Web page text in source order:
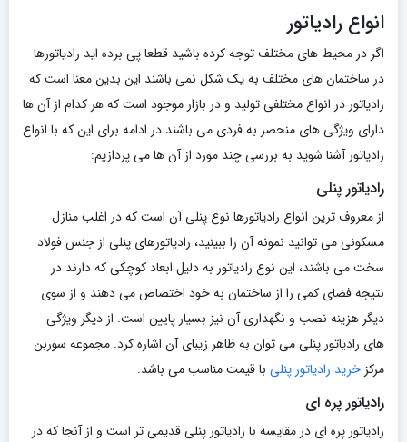
انواع رادیاتور
اگر در محیط های مختلف توجه کرده باشید قطعا پی برده اید رادیاتورها
در ساختمان های مختلف به یک شکل نمی باشند این بدین معنا است که
رادیاتور در انواع مختلفی تولید و در بازار موجود است که هر کدام از آن ها
دارای ویژگی های منحصر به فردی می باشند در ادامه برای این که با انواع
رادیاتور آشنا شوید به بررسی چند مورد از آن ها می پردازیم:
رادیاتور پنلی
از معروف ترین انواع رادیاتورها نوع پنلی آن است که در اغلب منازل
مسکونی می توانید نمونه آن را ببینید، رادیاتورهای پنلی از جنس فولاد
سخت می باشند، این نوع رادیاتور به دلیل ابعاد کوچکی که دارند در
نتیجه فضای کمی را از ساختمان به خود اختصاص می دهند و از سوی
دیگر هزینه نصب و نگهداری آن نیز بسیار پایین است. از دیگر ویژگی
های رادیاتور پنلی می توان به ظاهر زیبای آن اشاره کرد. مجموعه سوربن
مرکز خرید رادیاتور پنلی با قیمت مناسب می باشد.
رادیاتور پره ای
رادیاتور پره ای در مقایسه با رادیاتور پنلی قدیمی تر است و از آنجا که در